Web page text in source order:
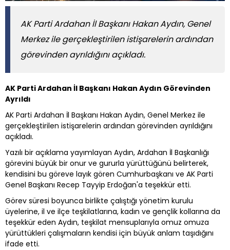
AK Parti Ardahan İl Başkanı Hakan Aydın, Genel
Merkez ile gerçekleştirilen istişarelerin ardından
görevinden ayrıldığını açıkladı.
AK Parti Ardahan İl Başkanı Hakan Aydın Görevinden
Ayrıldı
AK Parti Ardahan İl Başkanı Hakan Aydın, Genel Merkez ile
gerçekleştirilen istişarelerin ardından görevinden ayrıldığını
açıkladı.
Yazılı bir açıklama yayımlayan Aydın, Ardahan İl Başkanlığı
görevini büyük bir onur ve gururla yürüttüğünü belirterek,
kendisini bu göreve layık gören Cumhurbaşkanı ve AK Parti
Genel Başkanı Recep Tayyip Erdoğan'a teşekkür etti.
Görev süresi boyunca birlikte çalıştığı yönetim kurulu
üyelerine, il ve ilçe teşkilatlarına, kadın ve gençlik kollarına da
teşekkür eden Aydın, teşkilat mensuplarıyla omuz omuza
yürüttükleri çalışmaların kendisi için büyük anlam taşıdığını
ifade etti.